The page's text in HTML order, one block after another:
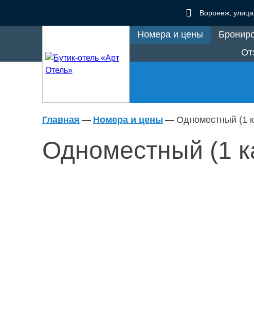
Воронеж,
Номера и цены
Главная — Номера и цены — Одноместный (1
Одноместный (1